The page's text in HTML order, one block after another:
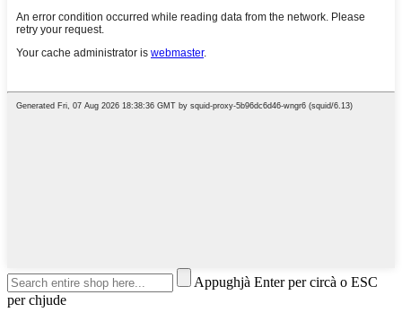
Appughjà Enter per circà o ESC
per chjude